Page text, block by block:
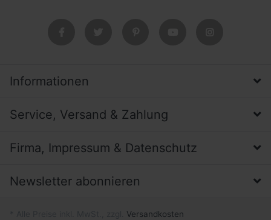
Informationen
Service, Versand & Zahlung
Firma, Impressum & Datenschutz
Newsletter abonnieren
Versandkosten